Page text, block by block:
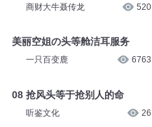
商财大牛聂传龙 520
美丽空姐の头等舱洁耳服务
一只百变鹿 6763
08 抢风头等于抢别人的命
听鉴文化 26